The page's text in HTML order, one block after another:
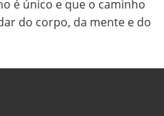
é único e que o caminho
do corpo, da mente e do